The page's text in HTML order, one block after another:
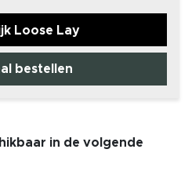
Loose Lay
bestellen
in de volgende